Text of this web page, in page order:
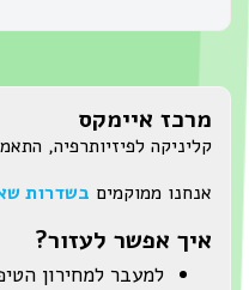
מרכז איימקס
קליניקה לפיזיותרפיה, התאמת
אנחנו ממוקמיםבשדרות שאול המלך 39
איך אפשר לעזור?
למעבר למחירון